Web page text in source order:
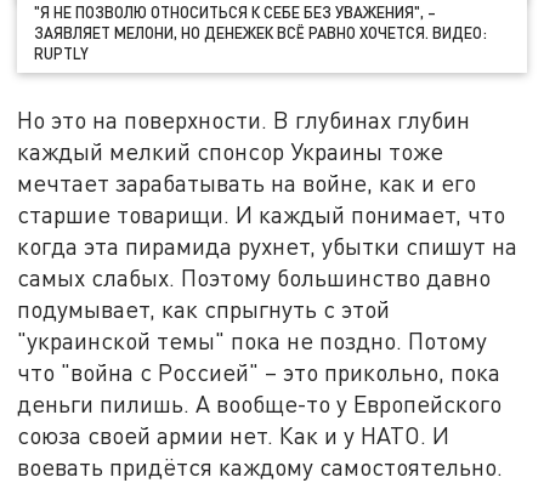
"Я НЕ ПОЗВОЛЮ ОТНОСИТЬСЯ К СЕБЕ БЕЗ УВАЖЕНИЯ", –
ЗАЯВЛЯЕТ МЕЛОНИ, НО ДЕНЕЖЕК ВСЁ РАВНО ХОЧЕТСЯ. ВИДЕО:
RUPTLY
Но это на поверхности. В глубинах глубин
каждый мелкий спонсор Украины тоже
мечтает зарабатывать на войне, как и его
старшие товарищи. И каждый понимает, что
когда эта пирамида рухнет, убытки спишут на
самых слабых. Поэтому большинство давно
подумывает, как спрыгнуть с этой
"украинской темы" пока не поздно. Потому
что "война с Россией" – это прикольно, пока
деньги пилишь. А вообще-то у Европейского
союза своей армии нет. Как и у НАТО. И
воевать придётся каждому самостоятельно.